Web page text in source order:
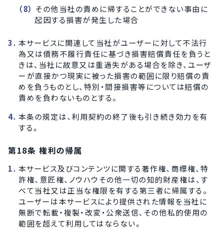
その他当社の責めに帰することができない事由に
起因する損害が発生した場合
本サービスに関連して当社がユーザーに対して不法行
為又は債務不履行責任に基づき損害賠償責任を負うと
きは、当社に故意又は重過失がある場合を除き、ユーザ
ーが直接かつ現実に被った損害の範囲に限り賠償の責
めを負うものとし、特別・間接損害等については賠償の
責めを負わないものとする。
本条の規定は、利用契約の終了後も引き続き効力を有
する。
第18条 権利の帰属
本サービス及びコンテンツに関する著作権、商標権、特
許権、意匠権、ノウハウその他一切の知的財産権は、す
べて当社又は正当な権限を有する第三者に帰属する。
ユーザーは本サービスにより提供された情報を当社に
無断で転載・複製・改変・公衆送信、その他私的使用の
範囲を超えて利用してはならない。